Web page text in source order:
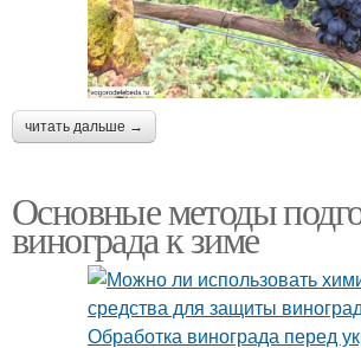
читать дальше →
Основные методы
винограда к зиме